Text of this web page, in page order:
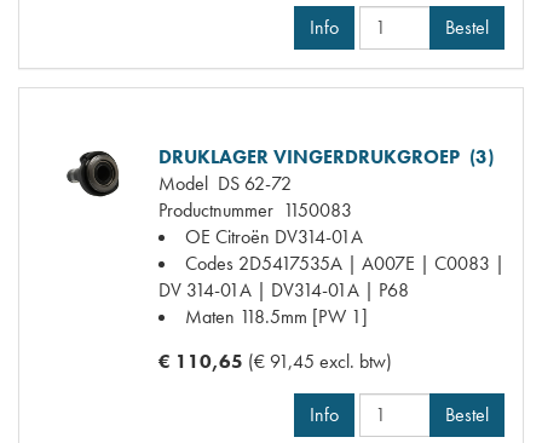
Info Bestel
DRUKLAGER VINGERDRUKGROEP (3)
Model DS 62-72
Productnummer 1150083
OE Citroën DV314-01A
Codes 2D5417535A | A007E | C0083 |
DV 314-01A | DV314-01A | P68
Maten 118.5mm [PW 1]
€ 110,65 (€ 91,45 excl. btw)
Info Bestel